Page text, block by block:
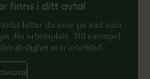
finns i ditt avtal
hittar du svar på vad som
din arbetsplats. Till exempel
och arbetstid.